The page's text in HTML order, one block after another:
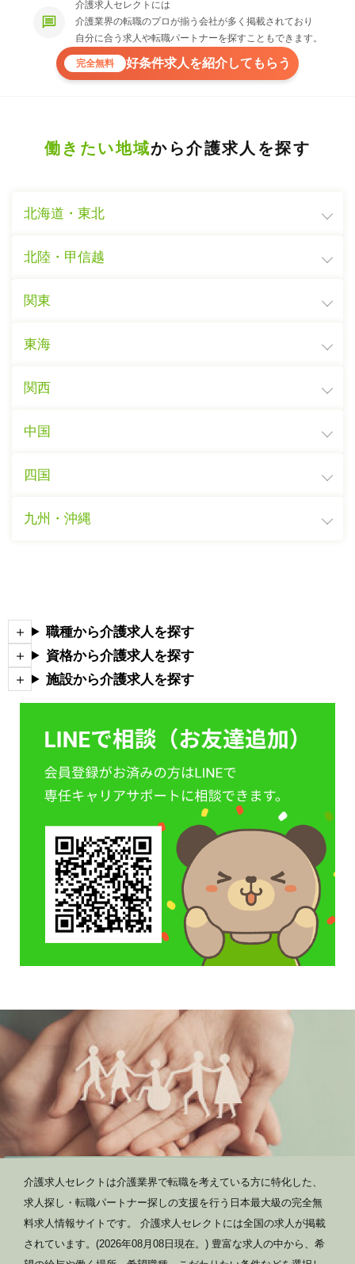
介護求人セレクトには
介護業界の転職のプロが揃う会社が多く掲載されており
自分に合う求人や転職パートナーを探すこともできます。
完全無料 好条件求人を紹介してもらう
働きたい地域から介護求人を探す
北海道・東北
北陸・甲信越
関東
東海
関西
中国
四国
九州・沖縄
職種から介護求人を探す
資格から介護求人を探す
施設から介護求人を探す
介護求人セレクトは介護業界で転職を考えている方に特化した、
求人探し・転職パートナー探しの支援を行う日本最大級の完全無
料求人情報サイトです。 介護求人セレクトには全国の求人が掲載
されています。(2026年08月08日現在。) 豊富な求人の中から、希